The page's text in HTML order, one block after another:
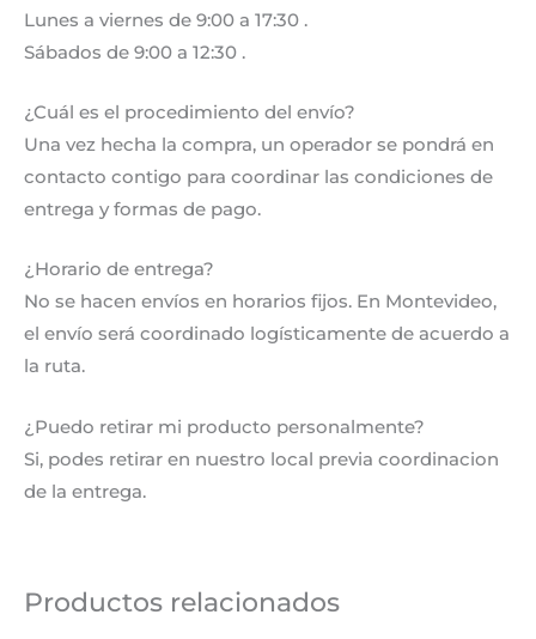
Lunes a viernes de 9:00 a 17:30 .
Sábados de 9:00 a 12:30 .
¿Cuál es el procedimiento del envío?
Una vez hecha la compra, un operador se pondrá en
contacto contigo para coordinar las condiciones de
entrega y formas de pago.
¿Horario de entrega?
No se hacen envíos en horarios fijos. En Montevideo,
el envío será coordinado logísticamente de acuerdo a
la ruta.
¿Puedo retirar mi producto personalmente?
Si, podes retirar en nuestro local previa coordinacion
de la entrega.
Productos relacionados